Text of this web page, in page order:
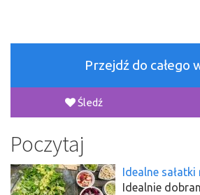
Przejdź do całego
Śledź
Poczytaj
Idealne sałatki
Idealnie